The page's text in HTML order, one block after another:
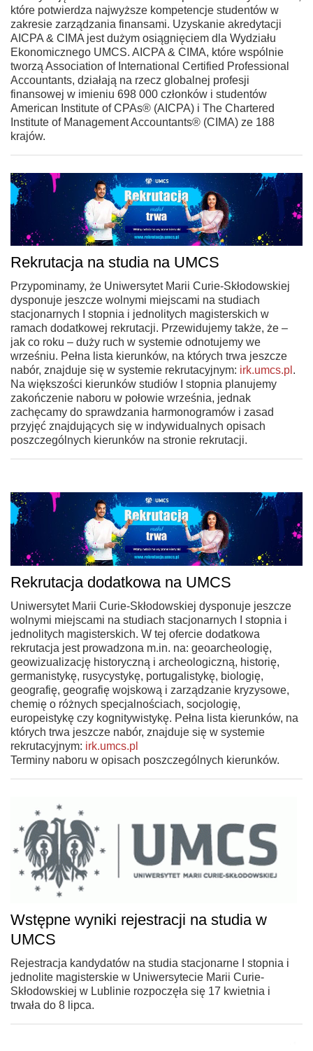
które potwierdza najwyższe kompetencje studentów w
zakresie zarządzania finansami. Uzyskanie akredytacji
AICPA & CIMA jest dużym osiągnięciem dla Wydziału
Ekonomicznego UMCS. AICPA & CIMA, które wspólnie
tworzą Association of International Certified Professional
Accountants, działają na rzecz globalnej profesji
finansowej w imieniu 698 000 członków i studentów
American Institute of CPAs® (AICPA) i The Chartered
Institute of Management Accountants® (CIMA) ze 188
krajów.
Rekrutacja na studia na UMCS
Przypominamy, że Uniwersytet Marii Curie-Skłodowskiej
dysponuje jeszcze wolnymi miejscami na studiach
stacjonarnych I stopnia i jednolitych magisterskich w
ramach dodatkowej rekrutacji. Przewidujemy także, że –
jak co roku – duży ruch w systemie odnotujemy we
wrześniu. Pełna lista kierunków, na których trwa jeszcze
nabór, znajduje się w systemie rekrutacyjnym: irk.umcs.pl .
Na większości kierunków studiów I stopnia planujemy
zakończenie naboru w połowie września, jednak
zachęcamy do sprawdzania harmonogramów i zasad
przyjęć znajdujących się w indywidualnych opisach
poszczególnych kierunków na stronie rekrutacji.
Rekrutacja dodatkowa na UMCS
Uniwersytet Marii Curie-Skłodowskiej dysponuje jeszcze
wolnymi miejscami na studiach stacjonarnych I stopnia i
jednolitych magisterskich. W tej ofercie dodatkowa
rekrutacja jest prowadzona m.in. na: geoarcheologię,
geowizualizację historyczną i archeologiczną, historię,
germanistykę, rusycystykę, portugalistykę, biologię,
geografię, geografię wojskową i zarządzanie kryzysowe,
chemię o różnych specjalnościach, socjologię,
europeistykę czy kognitywistykę. Pełna lista kierunków, na
których trwa jeszcze nabór, znajduje się w systemie
rekrutacyjnym: irk.umcs.pl
Terminy naboru w opisach poszczególnych kierunków.
Wstępne wyniki rejestracji na studia w
UMCS
Rejestracja kandydatów na studia stacjonarne I stopnia i
jednolite magisterskie w Uniwersytecie Marii Curie-
Skłodowskiej w Lublinie rozpoczęła się 17 kwietnia i
trwała do 8 lipca.